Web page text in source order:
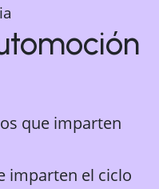
que imparten
imparten el ciclo